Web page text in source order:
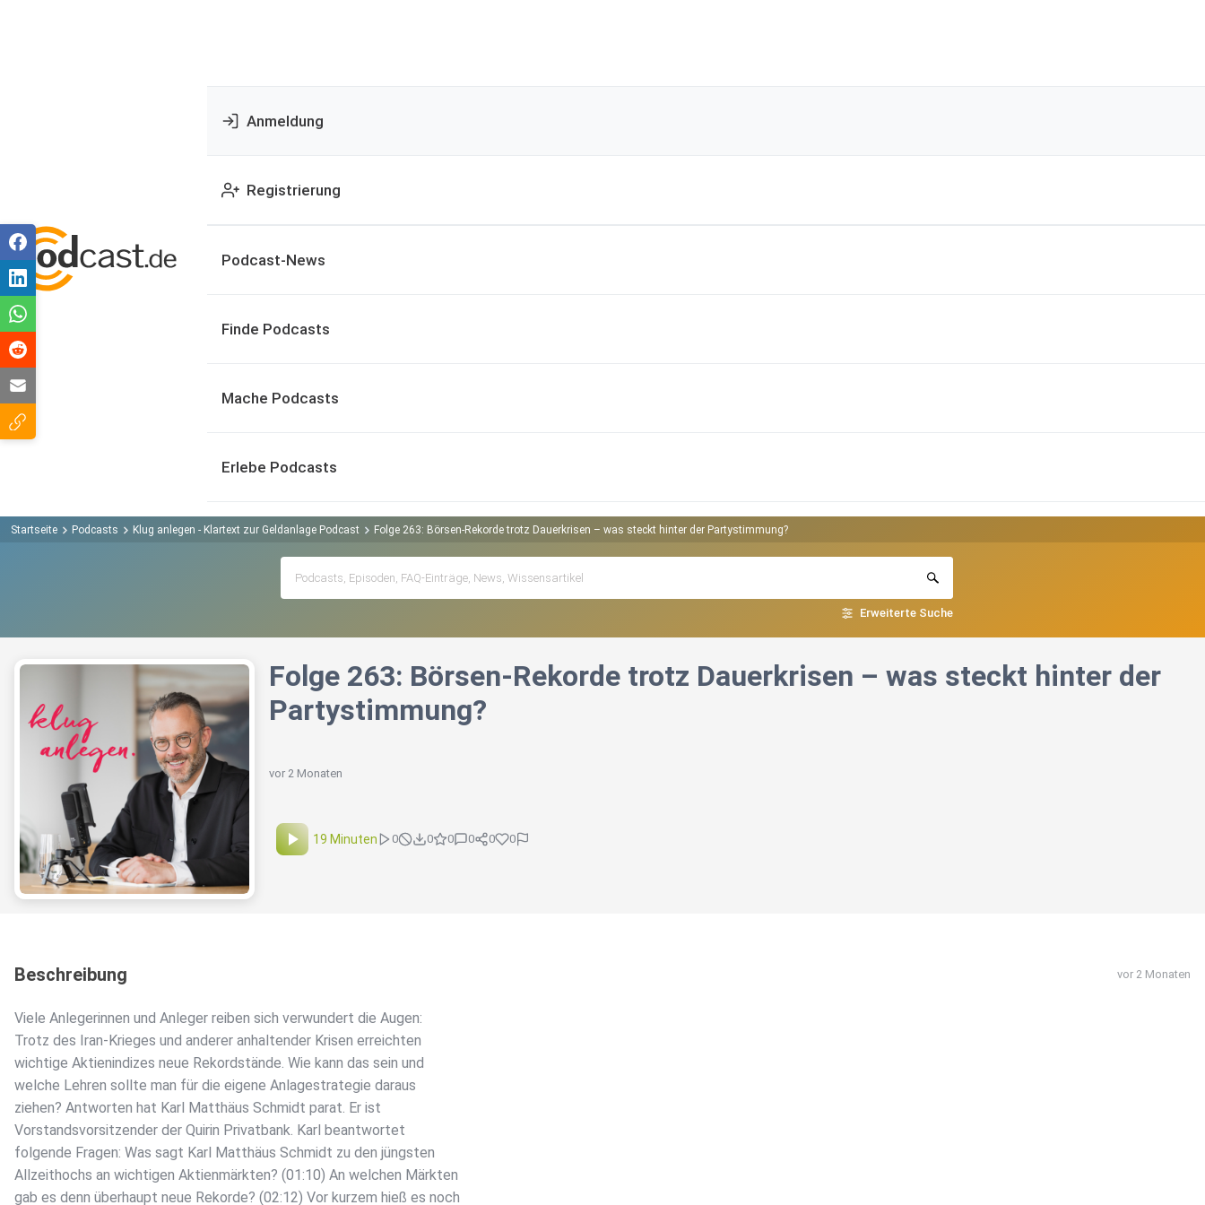
Anmeldung
Registrierung
Podcast-News
Finde Podcasts
Mache Podcasts
Erlebe Podcasts
Startseite Podcasts Klug anlegen - Klartext zur Geldanlage Podcast Folge 263: Börsen-Rekorde trotz Dauerkrisen – was steckt hinter der Partystimmung?
Erweiterte Suche
Folge 263: Börsen-Rekorde trotz Dauerkrisen – was steckt hinter der
Partystimmung?
vor 2 Monaten
19 Minuten 0 0 0 0 0 0
Beschreibung vor 2 Monaten
Viele Anlegerinnen und Anleger reiben sich verwundert die Augen:
Trotz des Iran-Krieges und anderer anhaltender Krisen erreichten
wichtige Aktienindizes neue Rekordstände. Wie kann das sein und
welche Lehren sollte man für die eigene Anlagestrategie daraus
ziehen? Antworten hat Karl Matthäus Schmidt parat. Er ist
Vorstandsvorsitzender der Quirin Privatbank. Karl beantwortet
folgende Fragen: Was sagt Karl Matthäus Schmidt zu den jüngsten
Allzeithochs an wichtigen Aktienmärkten? (01:10) An welchen Märkten
gab es denn überhaupt neue Rekorde? (02:12) Vor kurzem hieß es noch